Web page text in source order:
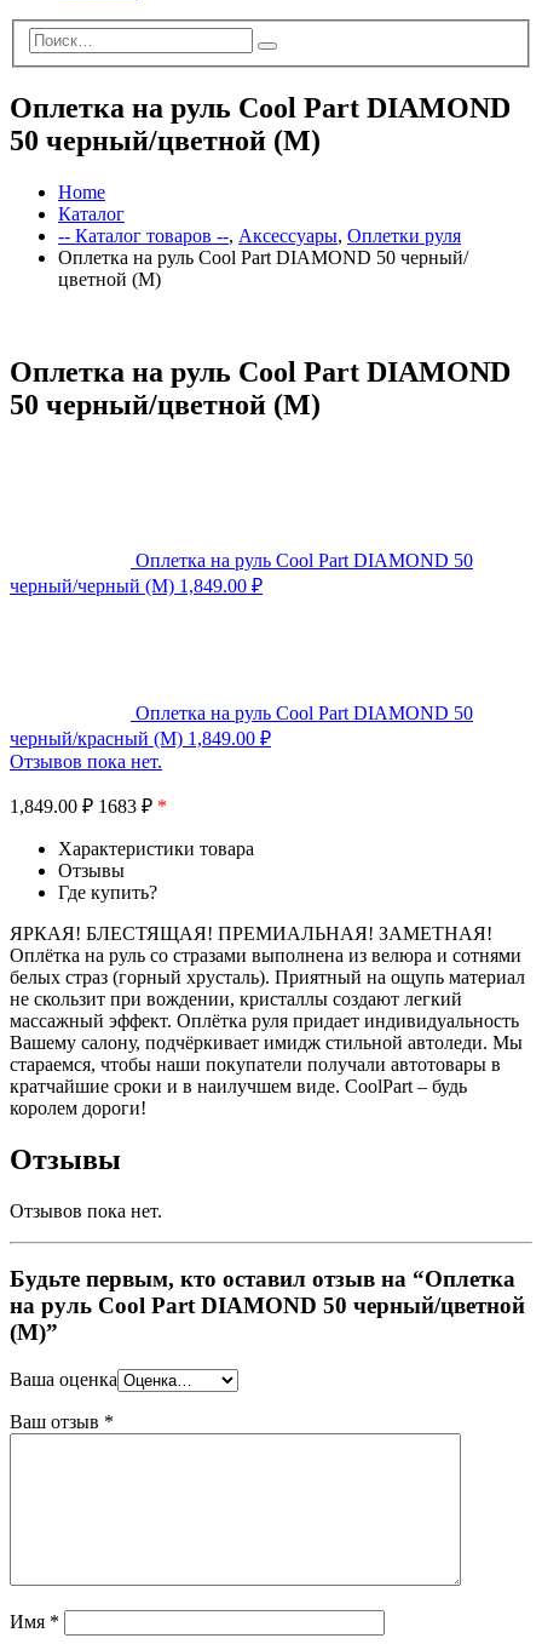
Оплетка на руль Cool Part DIAMOND
50 черный/цветной (M)
Home
Каталог
-- Каталог товаров --, Аксессуары, Оплетки руля
Оплетка на руль Cool Part DIAMOND 50 черный/
цветной (M)
Оплетка на руль Cool Part DIAMOND
50 черный/цветной (M)
Оплетка на руль Cool Part DIAMOND 50
черный/черный (M) 1,849.00 ₽
Оплетка на руль Cool Part DIAMOND 50
черный/красный (M) 1,849.00 ₽
Отзывов пока нет.
1,849.00 ₽ 1683 ₽ *
Характеристики товара
Отзывы
Где купить?
ЯРКАЯ! БЛЕСТЯЩАЯ! ПРЕМИАЛЬНАЯ! ЗАМЕТНАЯ!
Оплётка на руль со стразами выполнена из велюра и сотнями
белых страз (горный хрусталь). Приятный на ощупь материал
не скользит при вождении, кристаллы создают легкий
массажный эффект. Оплётка руля придает индивидуальность
Вашему салону, подчёркивает имидж стильной автоледи. Мы
стараемся, чтобы наши покупатели получали автотовары в
кратчайшие сроки и в наилучшем виде. CoolPart – будь
королем дороги!
Отзывы
Отзывов пока нет.
Будьте первым, кто оставил отзыв на “Оплетка
на руль Cool Part DIAMOND 50 черный/цветной
(M)”
Ваша оценка
Ваш отзыв *
Имя *